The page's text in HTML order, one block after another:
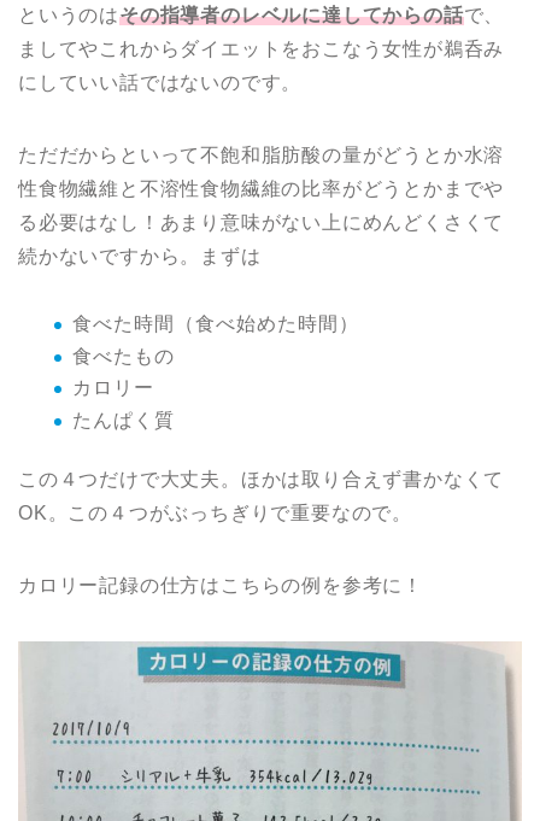
というのはその指導者のレベルに達してからの話で、
ましてやこれからダイエットをおこなう女性が鵜呑み
にしていい話ではないのです。
ただだからといって不飽和脂肪酸の量がどうとか水溶
性食物繊維と不溶性食物繊維の比率がどうとかまでや
る必要はなし！あまり意味がない上にめんどくさくて
続かないですから。まずは
食べた時間（食べ始めた時間）
食べたもの
カロリー
たんぱく質
この４つだけで大丈夫。ほかは取り合えず書かなくて
OK。この４つがぶっちぎりで重要なので。
カロリー記録の仕方はこちらの例を参考に！